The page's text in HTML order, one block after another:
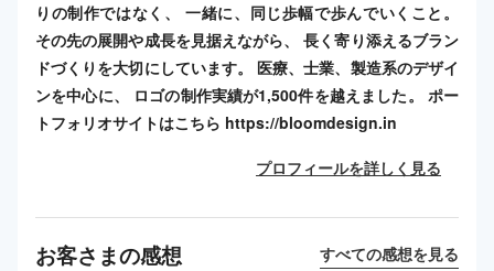
りの制作ではなく、 一緒に、同じ歩幅で歩んでいくこと。
その先の展開や成長を見据えながら、 長く寄り添えるブラン
ドづくりを大切にしています。 医療、士業、製造系のデザイ
ンを中心に、 ロゴの制作実績が1,500件を越えました。 ポー
トフォリオサイトはこちら https://bloomdesign.in
プロフィールを詳しく見る
お客さまの感想 すべての感想を見る